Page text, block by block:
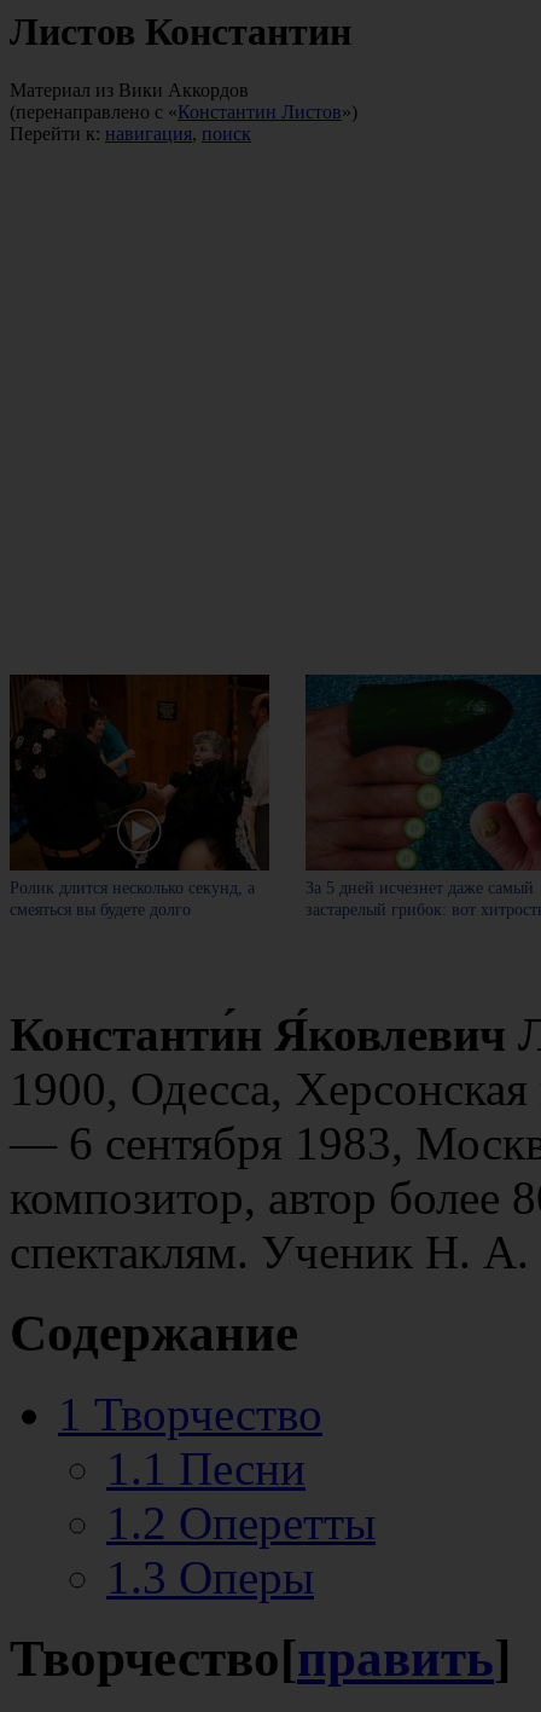
Листов Константин
Материал из Вики Аккордов
(перенаправлено с «Константин Листов»)
Перейти к: навигация, поиск
Ролик длится несколько секунд, а
смеяться вы будете долго
За 5 дней исчезнет даже самый
застарелый грибок: вот
Константи́н Я́ковлевич
1900, Одесса,
— 6 сентября 1983,
композитор, автор более
спектаклям. Ученик Н.
Содержание
1 Творчество
1.1 Песни
1.2 Оперетты
1.3 Оперы
Творчество[править]